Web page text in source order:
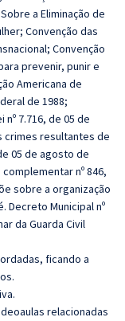
a Eliminação de
Convenção das
Convenção
prevenir, punir e
Americana de
de 1988;
7.716, de 05 de
crimes resultantes de
05 de agosto de
nº 846,
sobre a organização
Decreto Municipal nº
da Guarda Civil
ficando a
relacionadas